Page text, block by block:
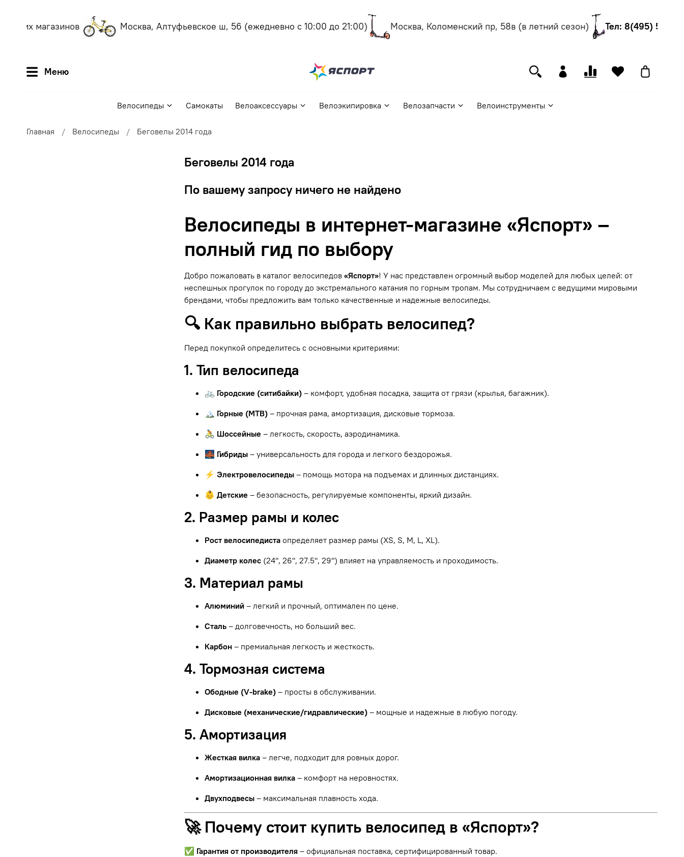
магазинов Москва, Алтуфьевское ш, 56(ежедневно с 10:00 до 21:00) Москва, Коломенский пр, 58в (в летний сезон) Тел: 8(495) 540-55-
Меню
Велосипеды Самокаты Велоаксессуары Велоэкипировка Велозапчасти Велоинструменты
Главная Велосипеды Беговелы 2014 года
Беговелы 2014 года
По вашему запросу ничего не найдено
Велосипеды в интернет-магазине «Яспорт» –
полный гид по выбору
Добро пожаловать в каталог велосипедов «Яспорт»! У нас представлен огромный выбор моделей для любых целей: от
неспешных прогулок по городу до экстремального катания по горным тропам. Мы сотрудничаем с ведущими мировыми
брендами, чтобы предложить вам только качественные и надежные велосипеды.
🔍 Как правильно выбрать велосипед?
Перед покупкой определитесь с основными критериями:
1. Тип велосипеда
🚲 Городские (ситибайки) – комфорт, удобная посадка, защита от грязи (крылья, багажник).
🏔 Горные (MTB) – прочная рама, амортизация, дисковые тормоза.
🚴 Шоссейные – легкость, скорость, аэродинамика.
🌉 Гибриды – универсальность для города и легкого бездорожья.
⚡ Электровелосипеды – помощь мотора на подъемах и длинных дистанциях.
👶 Детские – безопасность, регулируемые компоненты, яркий дизайн.
2. Размер рамы и колес
Рост велосипедиста определяет размер рамы (XS, S, M, L, XL).
Диаметр колес (24", 26", 27.5", 29") влияет на управляемость и проходимость.
3. Материал рамы
Алюминий – легкий и прочный, оптимален по цене.
Сталь – долговечность, но больший вес.
Карбон – премиальная легкость и жесткость.
4. Тормозная система
Ободные (V-brake) – просты в обслуживании.
Дисковые (механические/гидравлические) – мощные и надежные в любую погоду.
5. Амортизация
Жесткая вилка – легче, подходит для ровных дорог.
Амортизационная вилка – комфорт на неровностях.
Двухподвесы – максимальная плавность хода.
🚀 Почему стоит купить велосипед в «Яспорт»?
✅ Гарантия от производителя – официальная поставка, сертифицированный товар.